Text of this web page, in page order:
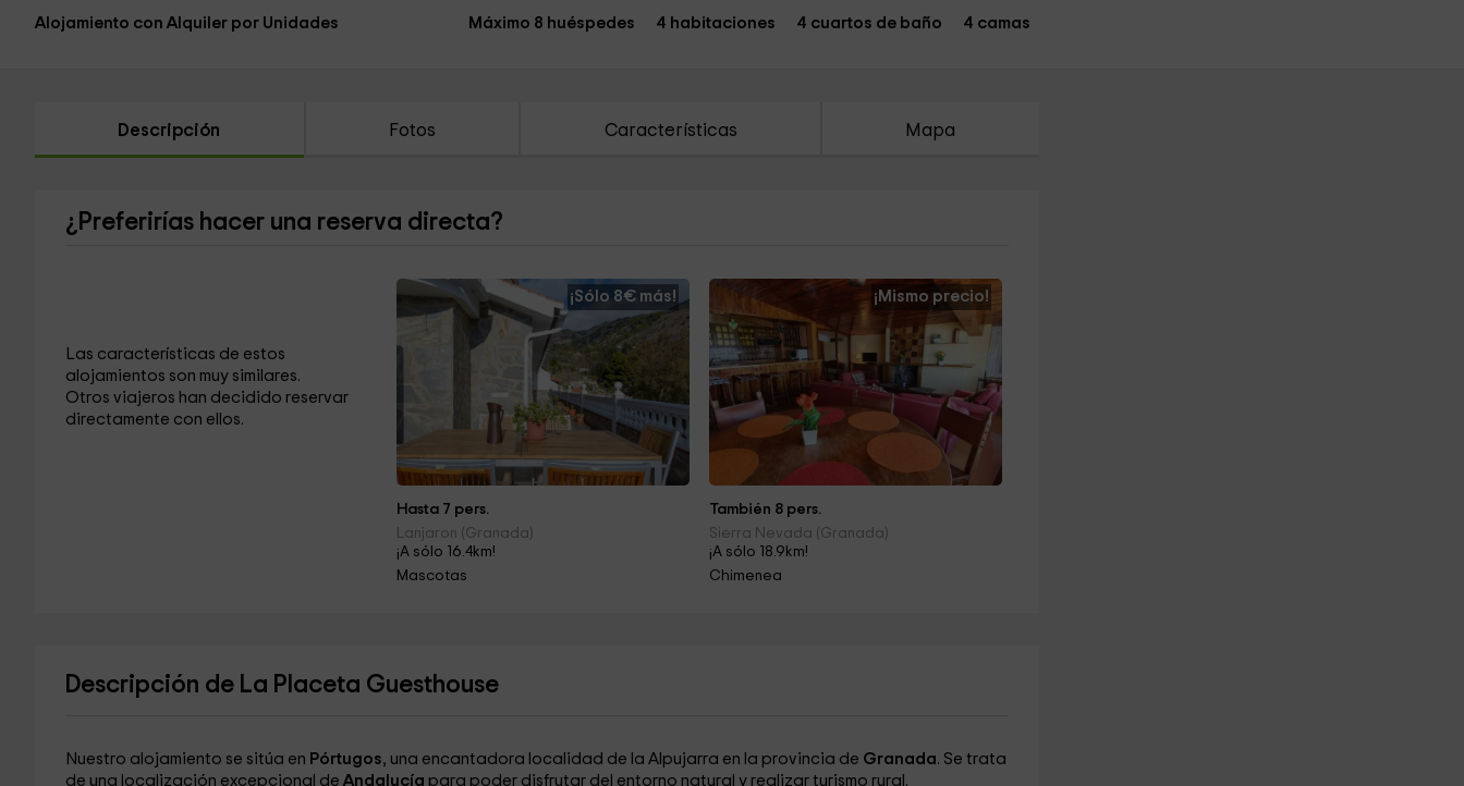
Alojamiento con Alquiler por Unidades Máximo 8 huéspedes 4 habitaciones 4 cuartos de baño 4 camas
Descripción Fotos Características Mapa
¿Preferirías hacer una reserva directa?
Las características de estos
alojamientos son muy similares.
Otros viajeros han decidido reservar
directamente con ellos.
¡Sólo 8€ más!
Hasta 7 pers.
Lanjaron (Granada)
¡A sólo 16.4km!
Mascotas
¡Mismo precio!
También 8 pers.
Sierra Nevada (Granada)
¡A sólo 18.9km!
Chimenea
Descripción de La Placeta Guesthouse
Nuestro alojamiento se sitúa en Pórtugos, una encantadora localidad de la Alpujarra en la provincia de Granada. Se trata
de una localización excepcional de Andalucía para poder disfrutar del entorno natural y realizar turismo rural.